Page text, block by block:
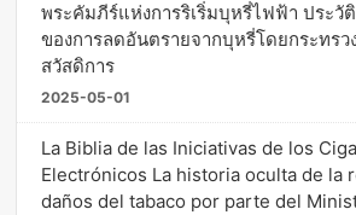
พระคัมภีร์แห่งการริเริ่มบุหรี่ไฟฟ้า ประวั
ของการลดอันตรายจากบุหรี่โดยกระทร
สวัสดิการ
2025-05-01
La Biblia de las Iniciativas de los
Electrónicos La historia oculta de la
daños del tabaco por parte del